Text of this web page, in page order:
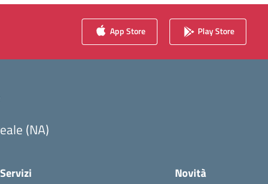
App Store Play Store
(NA)
Novità